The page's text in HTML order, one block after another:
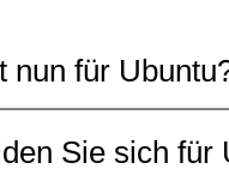
nun für
Sie sich für